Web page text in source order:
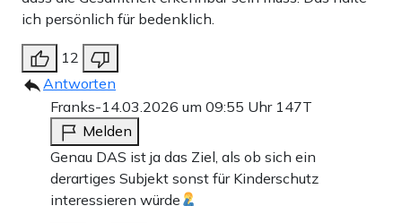
ich persönlich für bedenklich.
12
Antworten
Franks-14.03.2026 um 09:55 Uhr 147T
Melden
Genau DAS ist ja das Ziel, als ob sich ein
derartiges Subjekt sonst für Kinderschutz
interessieren würde